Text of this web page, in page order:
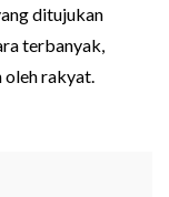
ditujukan
terbanyak,
oleh rakyat.